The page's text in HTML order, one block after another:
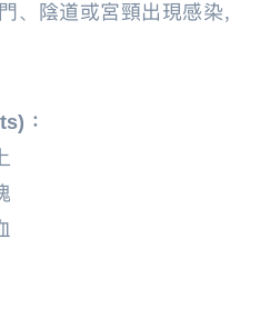
、陰道或宮頸出現感染，
：